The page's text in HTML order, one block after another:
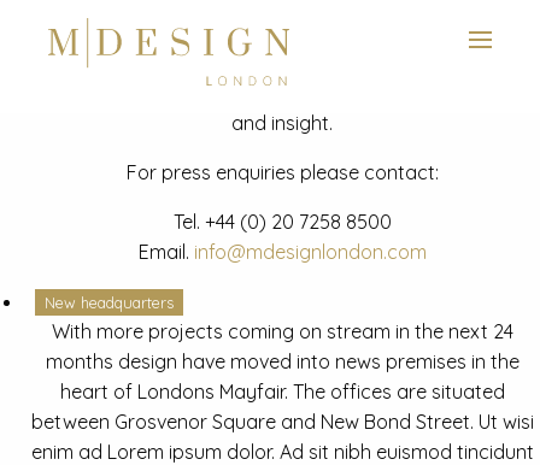
News
Latest mdesign development project and advisory news
and insight.
For press enquiries please contact:
Tel. +44 (0) 20 7258 8500
Email. info@mdesignlondon.com
New headquarters
With more projects coming on stream in the next 24
months design have moved into news premises in the
heart of Londons Mayfair. The offices are situated
between Grosvenor Square and New Bond Street. Ut wisi
enim ad Lorem ipsum dolor. Ad sit nibh euismod tincidunt